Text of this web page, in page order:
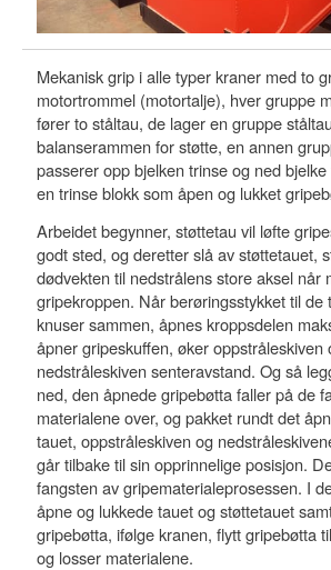
Mekanisk grip i alle typer kraner med to
motortrommel (motortalje), hver gruppe
fører to ståltau, de lager en gruppe
balanserammen for støtte, en annen
passerer opp bjelken trinse og ned
en trinse blokk som åpen og lukket
Arbeidet begynner, støttetau vil løfte
godt sted, og deretter slå av støttetauet,
dødvekten til nedstrålens store aksel når
gripekroppen. Når berøringsstykket til de
knuser sammen, åpnes kroppsdelen
åpner gripeskuffen, øker oppstråleskiven
nedstråleskiven senteravstand. Og så
ned, den åpnede gripebøtta faller på de
materialene over, og pakket rundt det
tauet, oppstråleskiven og
går tilbake til sin opprinnelige posisjon.
fangsten av gripematerialeprosessen. I
åpne og lukkede tauet og støttetauet
gripebøtta, ifølge kranen, flytt gripebøtta
og losser materialene.